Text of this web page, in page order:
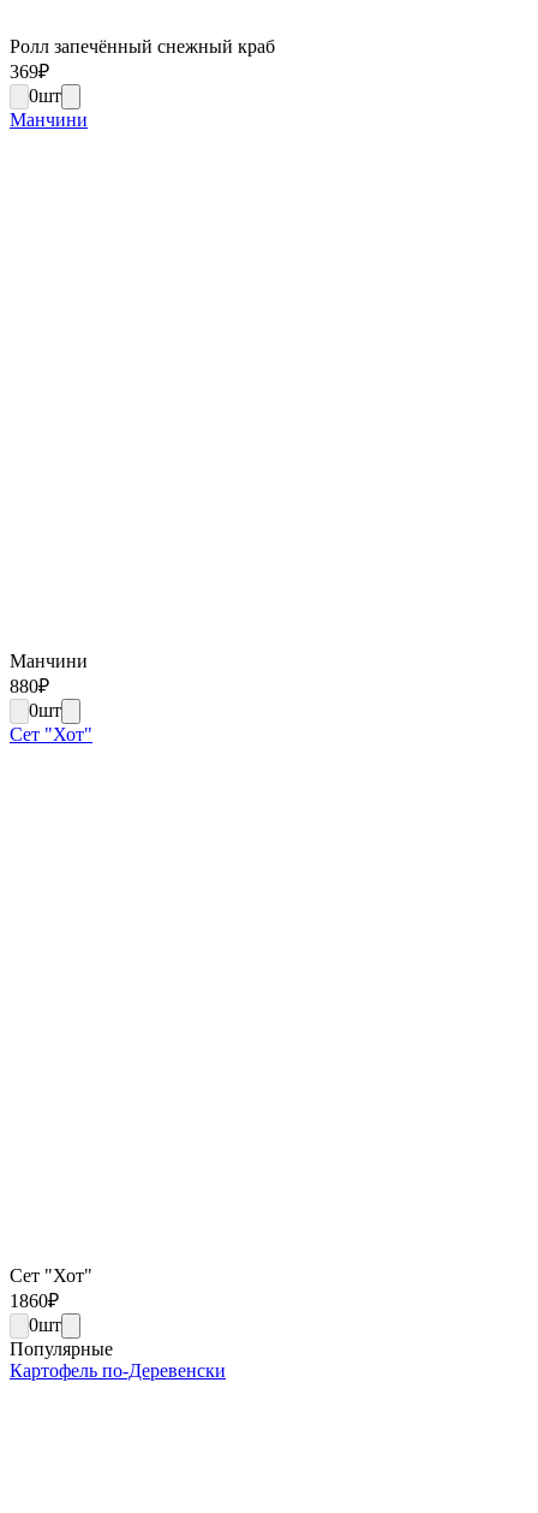
Ролл запечённый снежный краб
369₽
0шт
Манчини
Манчини
880₽
0шт
Сет "Хот"
Сет "Хот"
1860₽
0шт
Популярные
Картофель по-Деревенски